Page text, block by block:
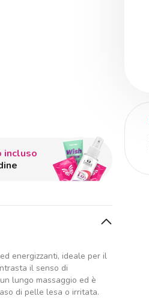
incluso
energizzanti, ideale per il
il senso di
lungo massaggio ed è
di pelle lesa o irritata.